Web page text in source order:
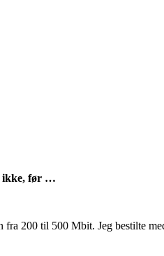
ikke, før …
fra 200 til 500 Mbit. Jeg bestilte